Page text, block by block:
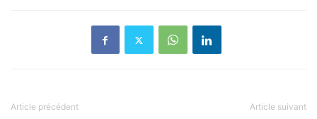
Article précédent Article suivant